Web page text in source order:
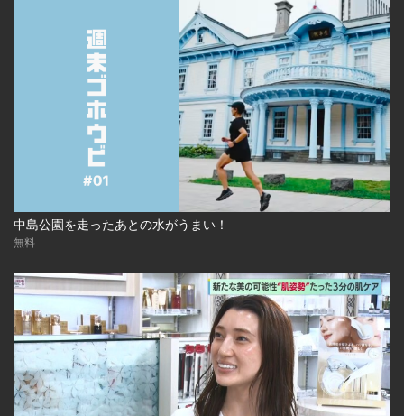
中島公園を走ったあとの水がうまい！
無料